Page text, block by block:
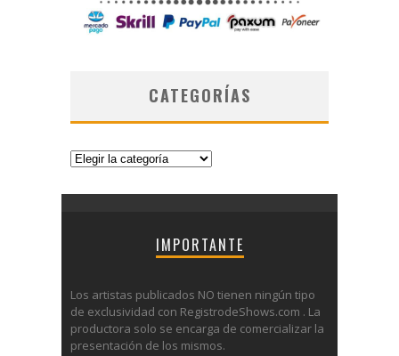
CATEGORÍAS
Categorías
IMPORTANTE
Los artistas publicados NO tienen ningún tipo
de exclusividad con RegistrodeShows.com . La
productora solo se encarga de comercializar la
presentación de los mismos.